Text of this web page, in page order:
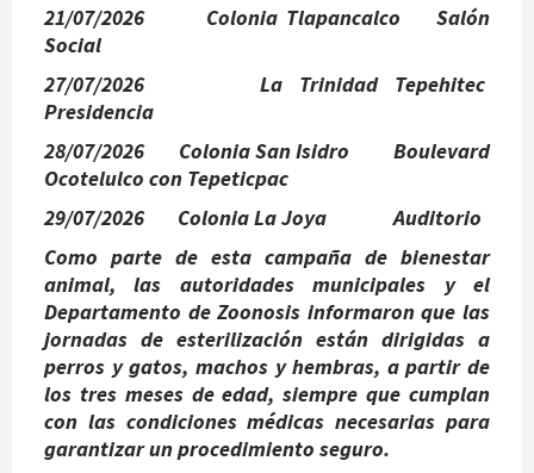
21/07/2026 Colonia Tlapancalco Salón
Social
27/07/2026 La Trinidad Tepehitec
Presidencia
28/07/2026 Colonia San Isidro Boulevard
Ocotelulco con Tepeticpac
29/07/2026 Colonia La Joya Auditorio
Como parte de esta campaña de bienestar
animal, las autoridades municipales y el
Departamento de Zoonosis informaron que las
jornadas de esterilización están dirigidas a
perros y gatos, machos y hembras, a partir de
los tres meses de edad, siempre que cumplan
con las condiciones médicas necesarias para
garantizar un procedimiento seguro.